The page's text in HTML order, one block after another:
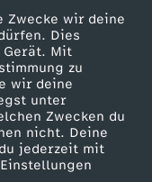
Zwecke wir deine
Dies
Mit
zu
wir deine
unter
Zwecken du
nicht. Deine
jederzeit mit